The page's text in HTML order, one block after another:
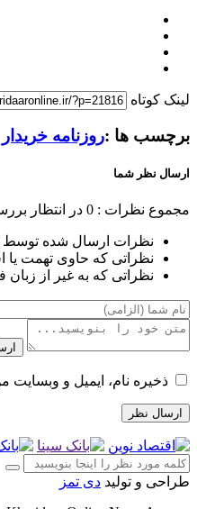
لینک کوتاه
برچسب ها :روزنامه خریدار
ارسال نظر شما
مجموع نظرات : 0 در انتظار
نظرات ارسال شده توسط
نظراتی که حاوی تهمت یا
نظراتی که به غیر از
ذخیره نام، ایمیل و وبسایت
طراحی و تولید دی تمز